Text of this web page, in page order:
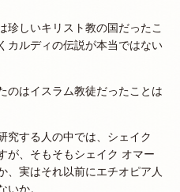
珍しいキリスト教の国だったこ
カルディの伝説が本当ではない
のはイスラム教徒だったことは
究する人の中では、シェイク
が、そもそもシェイク オマー
、実はそれ以前にエチオピア人
いか。